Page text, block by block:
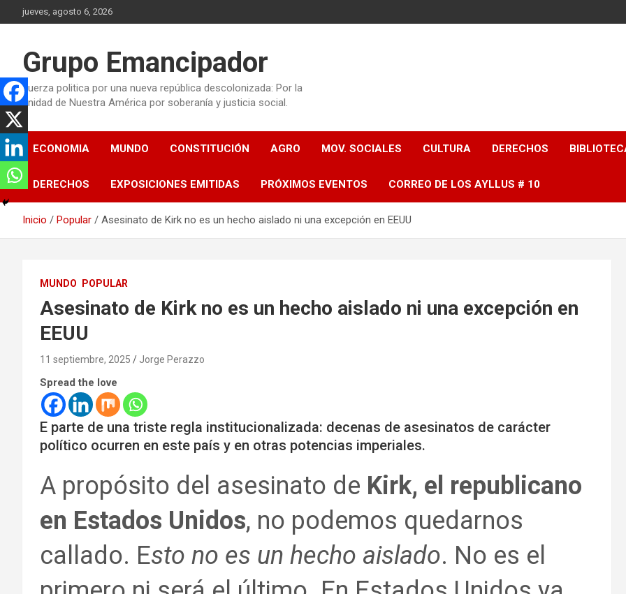
Saltar
al
jueves, agosto 6, 2026
Grupo Emancipador
Fuerza politica por una nueva república descolonizada: Por la
unidad de Nuestra América por soberanía y justicia social.
ECONOMIA MUNDO CONSTITUCIÓN AGRO MOV. SOCIALES CULTURA DERECHOS
DERECHOS EXPOSICIONES EMITIDAS PRÓXIMOS EVENTOS CORREO DE LOS AYLLUS # 10
Inicio Popular Asesinato de Kirk no es un hecho aislado ni una excepción en EEUU
MUNDO POPULAR
Asesinato de Kirk no es un hecho aislado ni una excepción en
EEUU
11 septiembre, 2025 Jorge Perazzo
Spread the love
E parte de una triste regla institucionalizada: decenas de asesinatos de carácter
político ocurren en este país y en otras potencias imperiales.
A propósito del asesinato de Kirk, el republicano
en Estados Unidos, no podemos quedarnos
callado. Esto no es un hecho aislado. No es el